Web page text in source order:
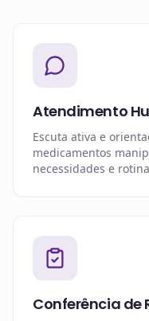
Atendimento
Escuta ativa e
medicamentos
necessidades e
Conferência de